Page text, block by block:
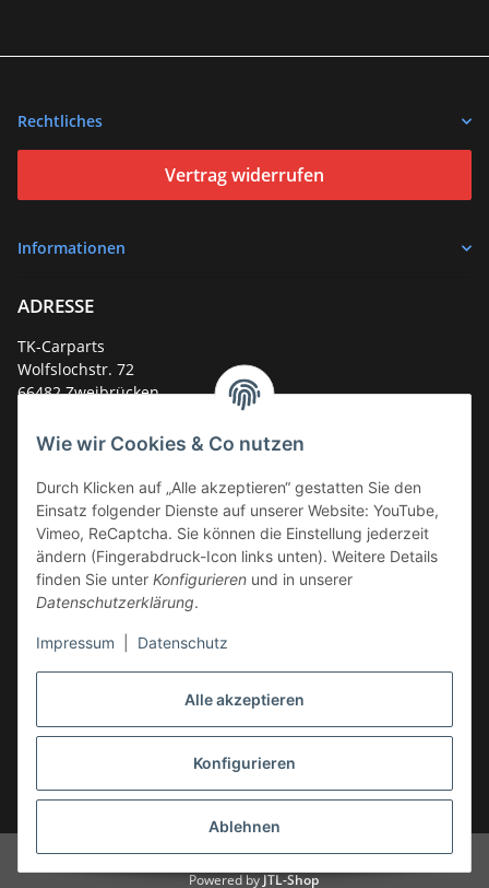
Alle akzeptieren
Konfigurieren
Ablehnen
Wie wir Cookies & Co nutzen
Durch Klicken auf „Alle akzeptieren“ gestatten Sie den
Einsatz folgender Dienste auf unserer Website: YouTube,
Vimeo, ReCaptcha. Sie können die Einstellung jederzeit
ändern (Fingerabdruck-Icon links unten). Weitere Details
finden Sie unter Konfigurieren und in unserer
Datenschutzerklärung.
Impressum Datenschutz
Rechtliches
Vertrag widerrufen
Informationen
ADRESSE
TK-Carparts
Wolfslochstr. 72
66482 Zweibrücken
Service-Hotline +49 (0)6332 - 48 58 48
E-Mail:mail@tk-carparts.de
Montag-Donnerstag von 13 bis 16 Uhr
* Alle Preise inkl. gesetzlicher USt., zzgl.Versand
© TK-Carparts Thomas Koch
Powered byJTL-Shop